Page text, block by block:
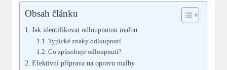
Obsah článku
Jak identifikovat odloupnutou malbu
Typické znaky odloupnutí
Co způsobuje odloupnutí?
Efektivní příprava na opravu malby